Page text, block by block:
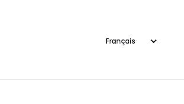
Langage